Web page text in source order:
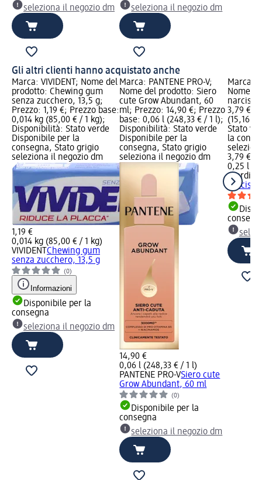
seleziona il negozio dm
seleziona il negozio dm
Gli altri clienti hanno acquistato anche
Marca: VIVIDENT; Nome del
prodotto: Chewing gum
senza zucchero, 13,5 g;
Prezzo: 1,19 €; Prezzo base:
0,014 kg (85,00 € / 1 kg);
Disponibilità: Stato verde
Disponibile per la
consegna, Stato grigio
seleziona il negozio dm
1,19 €
0,014 kg (85,00 € / 1 kg)
VIVIDENTChewing gum
senza zucchero, 13,5 g
(0)
Informazioni
Disponibile per la
consegna
seleziona il negozio dm
Marca: PANTENE PRO-V;
Nome del prodotto: Siero
cute Grow Abundant, 60
ml; Prezzo: 14,90 €; Prezzo
base: 0,06 l (248,33 € / 1 l);
Disponibilità: Stato verde
Disponibile per la
consegna, Stato grigio
seleziona il negozio dm
14,90 €
0,06 l (248,33 € / 1 l)
PANTENE PRO-VSiero cute
Grow Abundant, 60 ml
(0)
Disponibile per la
consegna
seleziona il negozio dm
Marca:
Nome
narciso,
3,79 €;
(15,16 €
Stato
la
3,79 €
0,25 l
narciso,